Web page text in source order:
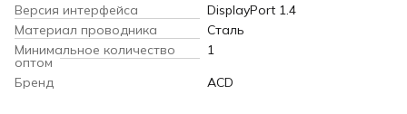
Версия интерфейса
DisplayPort 1.4
Материал проводника
Сталь
Минимальное количество
оптом
1
Бренд
ACD